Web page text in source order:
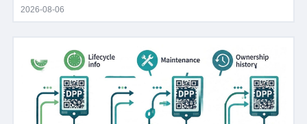
节点，欧盟委员会于2026年7月31日发布了PPWR答疑文件（F
操问题。
2026-08-06